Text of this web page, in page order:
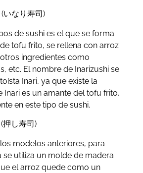
いなり寿司)
de sushi es el que se forma
tofu frito, se rellena con arroz
ingredientes como
etc. El nombre de Inarizushi se
Inari, ya que existe la
Inari es un amante del tofu frito,
en este tipo de sushi.
押し寿司)
modelos anteriores, para
se utiliza un molde de madera
el arroz quede como un